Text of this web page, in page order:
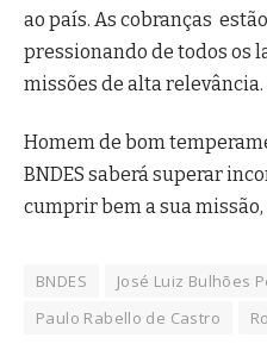
ao país. As cobranças
pressionando de todos os
missões de alta relevância.
Homem de bom
BNDES saberá superar
cumprir bem a sua
BNDES
José Luiz Bulhões
Paulo Rabello de Castro